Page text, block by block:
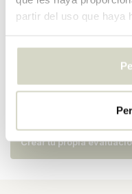
partir del uso que haya
EAN
There are no reviews
Crear tu propia